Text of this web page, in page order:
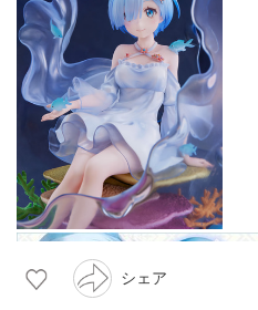
シェア